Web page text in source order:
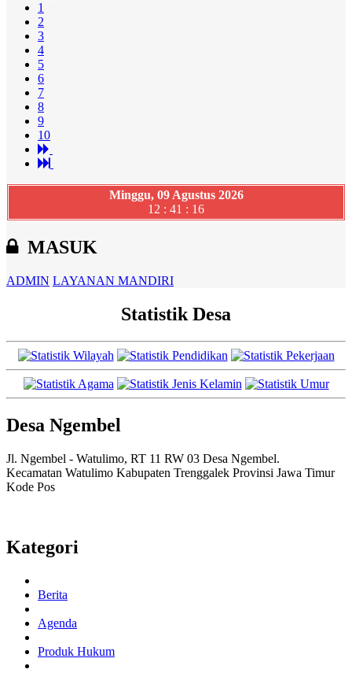
1
2
3
4
5
6
7
8
9
10
Minggu, 09 Agustus 2026
12 : 41 : 17
MASUK
ADMIN LAYANAN MANDIRI
Statistik Desa
Desa Ngembel
Jl. Ngembel - Watulimo, RT 11 RW 03 Desa Ngembel.
Kecamatan Watulimo Kabupaten Trenggalek Provinsi Jawa Timur
Kode Pos
Kategori
Berita
Agenda
Produk Hukum